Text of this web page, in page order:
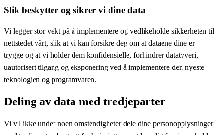
Slik beskytter og sikrer vi dine data
Vi legger stor vekt på å implementere og vedlikeholde sikkerheten til
nettstedet vårt, slik at vi kan forsikre deg om at dataene dine er
trygge og at vi holder dem konfidensielle, forhindrer datatyveri,
uautorisert tilgang og eksponering ved å implementere den nyeste
teknologien og programvaren.
Deling av data med tredjeparter
Vi vil ikke under noen omstendigheter dele dine personopplysninger